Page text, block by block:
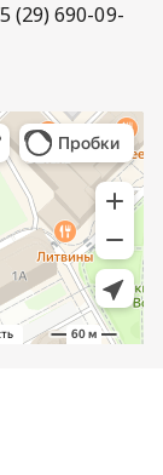
(29) 690-09-